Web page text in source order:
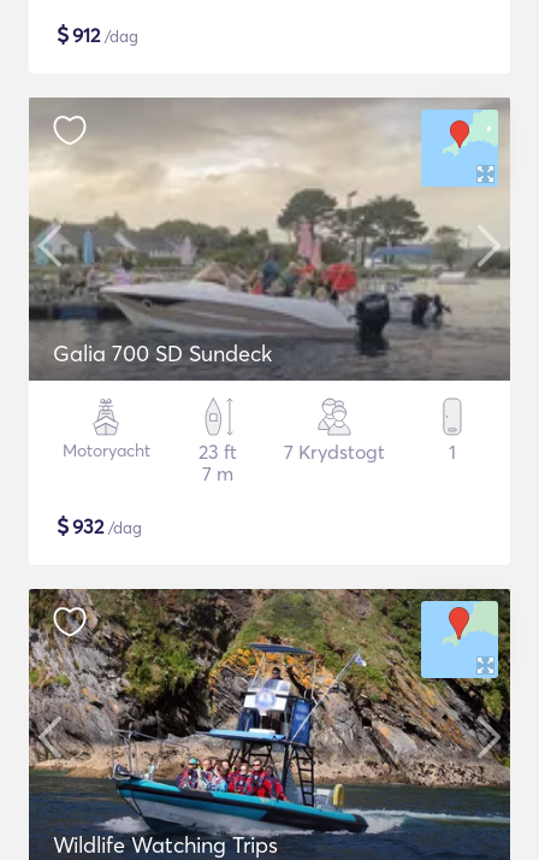
$912/dag
Galia 700 SD Sundeck
Motoryacht
23 ft
7 m
7 Krydstogt 1
$932/dag
Wildlife Watching Trips